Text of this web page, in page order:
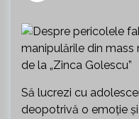
Să lucrezi cu
deopotrivă o emoție